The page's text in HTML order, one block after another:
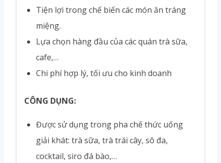
Tiện lợi trong chế biến các món ăn tráng
miệng.
Lựa chọn hàng đầu của các quán trà sữa,
cafe,…
Chi phí hợp lý, tối ưu cho kinh doanh
CÔNG DỤNG:
Được sử dụng trong pha chế thức uống
giải khát: trà sữa, trà trái cây, sô đa,
cocktail, siro đá bào,…